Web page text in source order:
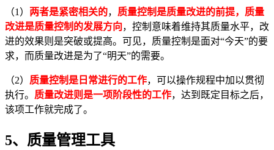
（1） 两者是紧密相关的， 质量控制是质量改进的前提，质量
改进是质量控制的发展方向，控制意味着维持其质量水平，改
进的效果则是突破或提高。可见，质量控制是面对“今天”的要
求，而质量改进是为了“明天”的需要。
（2） 质量控制是日常进行的工作，可以操作规程中加以贯彻
执行。 质量改进则是一项阶段性的工作，达到既定目标之后，
该项工作就完成了。
5、质量管理工具